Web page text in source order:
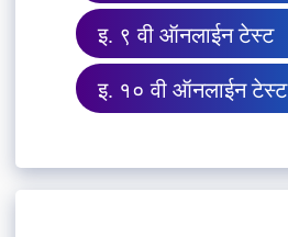
इ. ९ वी ऑनलाईन टेस्ट
इ. १० वी ऑनलाईन टेस्ट